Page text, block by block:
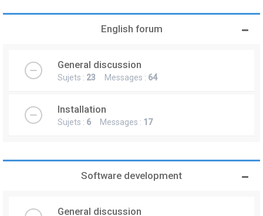
English forum
General discussion
Sujets : 23 Messages : 64
Installation
Sujets : 6 Messages : 17
Software development
General discussion